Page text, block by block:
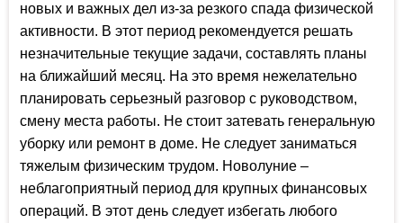
новых и важных дел из-за резкого спада физической
активности. В этот период рекомендуется решать
незначительные текущие задачи, составлять планы
на ближайший месяц. На это время нежелательно
планировать серьезный разговор с руководством,
смену места работы. Не стоит затевать генеральную
уборку или ремонт в доме. Не следует заниматься
тяжелым физическим трудом. Новолуние –
неблагоприятный период для крупных финансовых
операций. В этот день следует избегать любого